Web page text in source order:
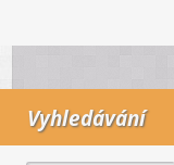
Vyhledávání